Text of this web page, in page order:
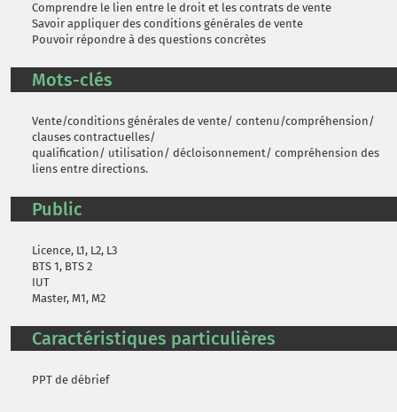
Comprendre le lien entre le droit et les contrats de vente
Savoir appliquer des conditions générales de vente
Pouvoir répondre à des questions concrètes
Mots-clés
Vente/conditions générales de vente/ contenu/compréhension/
clauses contractuelles/
qualification/ utilisation/ décloisonnement/ compréhension des
liens entre directions.
Public
Licence, L1, L2, L3
BTS 1, BTS 2
IUT
Master, M1, M2
Caractéristiques particulières
PPT de débrief